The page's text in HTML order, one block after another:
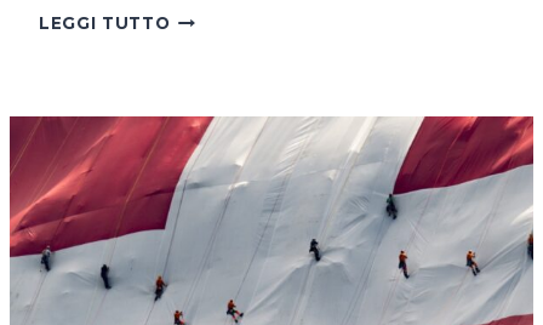
LEGGI TUTTO SUL
IN
BICICLETTA